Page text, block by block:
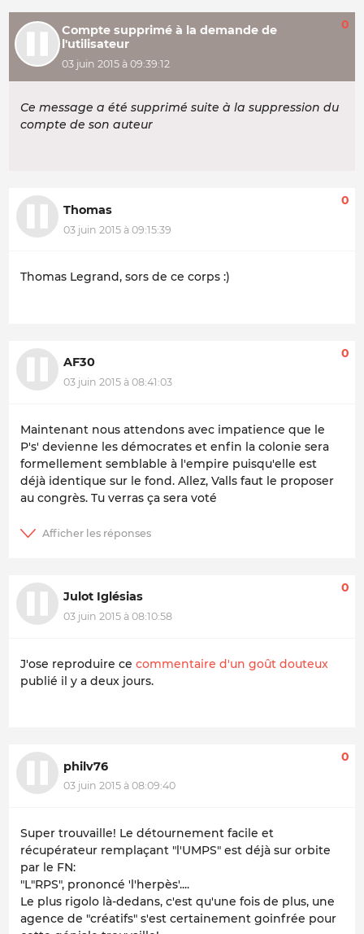
Compte supprimé à la demande de
l'utilisateur
03 juin 2015 à 09:39:12
0
Ce message a été supprimé suite à la suppression du
compte de son auteur
Thomas
03 juin 2015 à 09:15:39
0
Thomas Legrand, sors de ce corps :)
AF30
03 juin 2015 à 08:41:03
0
Maintenant nous attendons avec impatience que le
P's' devienne les démocrates et enfin la colonie sera
formellement semblable à l'empire puisqu'elle est
déjà identique sur le fond. Allez, Valls faut le proposer
au congrès. Tu verras ça sera voté
Julot Iglésias
03 juin 2015 à 08:10:58
0
J'ose reproduire ce commentaire d'un goût douteux
publié il y a deux jours.
philv76
03 juin 2015 à 08:09:40
0
Super trouvaille! Le détournement facile et
récupérateur remplaçant "l'UMPS" est déjà sur orbite
par le FN:
"L"RPS", prononcé 'l'herpès'....
Le plus rigolo là-dedans, c'est qu'une fois de plus, une
agence de "créatifs" s'est certainement goinfrée pour